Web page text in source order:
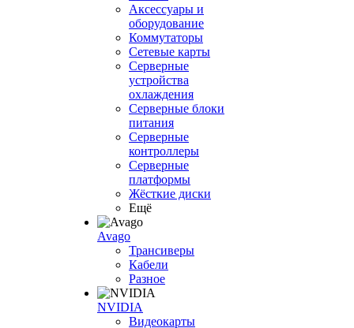
Аксессуары и
оборудование
Коммутаторы
Сетевые карты
Серверные
устройства
охлаждения
Серверные блоки
питания
Серверные
контроллеры
Серверные
платформы
Жёсткие диски
Ещё
Avago
Трансиверы
Кабели
Разное
NVIDIA
Видеокарты